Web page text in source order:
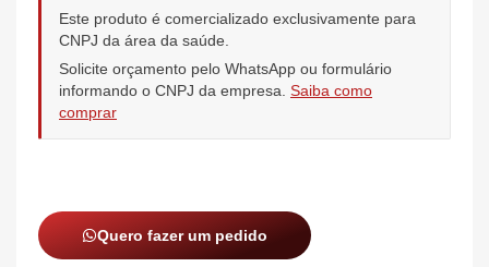
Este produto é comercializado exclusivamente para
CNPJ da área da saúde.
Solicite orçamento pelo WhatsApp ou formulário
informando o CNPJ da empresa. Saiba como
comprar
Quero fazer um pedido